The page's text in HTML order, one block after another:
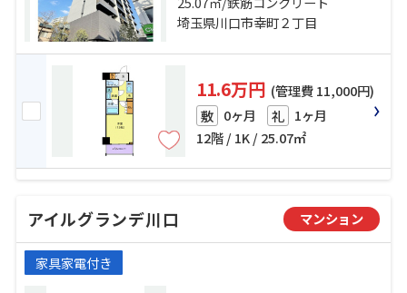
埼玉県川口市幸町２丁目
11.6万円 (管理費 11,000円)
敷 0ヶ月 礼 1ヶ月
12階 / 1K / 25.07㎡
アイルグランデ川口 マンション
家具家電付き